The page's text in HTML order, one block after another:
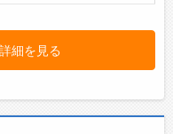
詳細を見る